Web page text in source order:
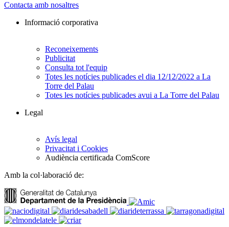
Contacta amb nosaltres
Informació corporativa
Reconeixements
Publicitat
Consulta tot l'equip
Totes les notícies publicades el dia 12/12/2022 a La
Torre del Palau
Totes les notícies publicades avui a La Torre del Palau
Legal
Avís legal
Privacitat i Cookies
Audiència certificada ComScore
Amb la col·laboració de: